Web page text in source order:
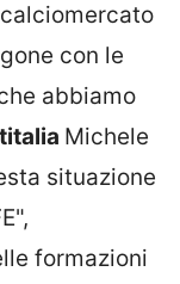
con le
abbiamo
Michele
situazione
formazioni